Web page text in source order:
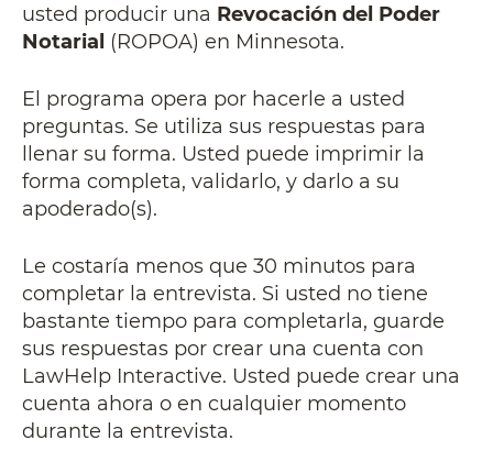
usted producir una Revocación del Poder
Notarial (ROPOA) en Minnesota.
El programa opera por hacerle a usted
preguntas. Se utiliza sus respuestas para
llenar su forma. Usted puede imprimir la
forma completa, validarlo, y darlo a su
apoderado(s).
Le costaría menos que 30 minutos para
completar la entrevista. Si usted no tiene
bastante tiempo para completarla, guarde
sus respuestas por crear una cuenta con
LawHelp Interactive. Usted puede crear una
cuenta ahora o en cualquier momento
durante la entrevista.